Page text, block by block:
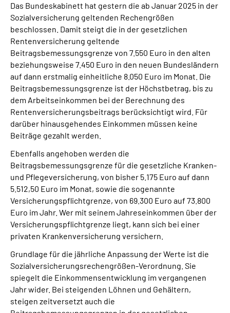
Language
Inhalte in Gebärdensprache (DGS)
Leichte Sprache
Mein Kundenportal
Das Bundeskabinett hat gestern die ab Januar 2025 in der
Sozialversicherung geltenden Rechengrößen
beschlossen. Damit steigt die in der gesetzlichen
Rentenversicherung geltende
Beitragsbemessungsgrenze von 7.550 Euro in den alten
beziehungsweise 7.450 Euro in den neuen Bundesländern
auf dann erstmalig einheitliche 8.050 Euro im Monat. Die
Beitragsbemessungsgrenze ist der Höchstbetrag, bis zu
dem Arbeitseinkommen bei der Berechnung des
Rentenversicherungsbeitrags berücksichtigt wird. Für
darüber hinausgehendes Einkommen müssen keine
Beiträge gezahlt werden.
Ebenfalls angehoben werden die
Beitragsbemessungsgrenze für die gesetzliche Kranken-
und Pflegeversicherung, von bisher 5.175 Euro auf dann
5.512,50 Euro im Monat, sowie die sogenannte
Versicherungspflichtgrenze, von 69.300 Euro auf 73.800
Euro im Jahr. Wer mit seinem Jahreseinkommen über der
Versicherungspflichtgrenze liegt, kann sich bei einer
privaten Krankenversicherung versichern.
Grundlage für die jährliche Anpassung der Werte ist die
Sozialversicherungsrechengrößen-Verordnung. Sie
spiegelt die Einkommensentwicklung im vergangenen
Jahr wider. Bei steigenden Löhnen und Gehältern,
steigen zeitversetzt auch die